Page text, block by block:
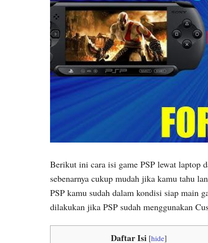
Berikut ini cara isi game PSP lewat laptop
sebenarnya cukup mudah jika kamu tahu
PSP kamu sudah dalam kondisi siap main
dilakukan jika PSP sudah menggunakan
Daftar Isi [hide]